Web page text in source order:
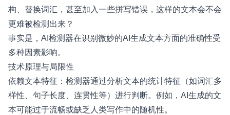
构、替换词汇，甚至加入一些拼写错误，这样的文本会不会
更难被检测出来？
事实是，AI检测器在识别微妙的AI生成文本方面的准确性受
多种因素影响。
技术原理与局限性
依赖文本特征：检测器通过分析文本的统计特征（如词汇多
样性、句子长度、连贯性等）进行判断。例如，AI生成的文
本可能过于流畅或缺乏人类写作中的随机性。